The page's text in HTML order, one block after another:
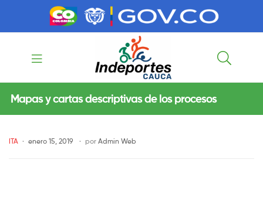
Indeportes
Cauca
Mapas y cartas descriptivas de los procesos
ITA enero 15, 2019 por Admin Web